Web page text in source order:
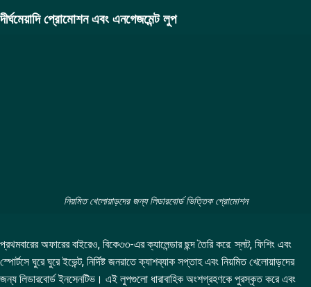
দীর্ঘমেয়াদি প্রোমোশন এবং এনগেজমেন্ট লুপ
নিয়মিত খেলোয়াড়দের জন্য লিডারবোর্ড ভিত্তিক প্রোমোশন
প্রথমবারের অফারের বাইরেও, বিকে৩৩-এর ক্যালেন্ডার ছন্দ তৈরি করে: স্লট, ফিশিং এবং
স্পোর্টসে ঘুরে ঘুরে ইভেন্ট, নির্দিষ্ট জনরাতে ক্যাশব্যাক সপ্তাহ এবং নিয়মিত খেলোয়াড়দের
জন্য লিডারবোর্ড ইনসেনটিভ। এই লুপগুলো ধারাবাহিক অংশগ্রহণকে পুরস্কৃত করে এবং